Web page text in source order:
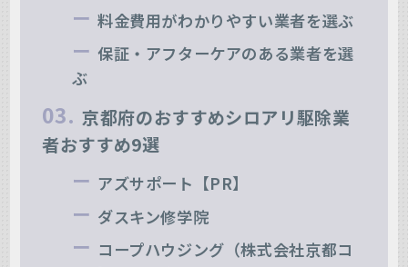
料金費用がわかりやすい業者を選ぶ
保証・アフターケアのある業者を選
ぶ
京都府のおすすめシロアリ駆除業
者おすすめ9選
アズサポート【PR】
ダスキン修学院
コープハウジング（株式会社京都コ